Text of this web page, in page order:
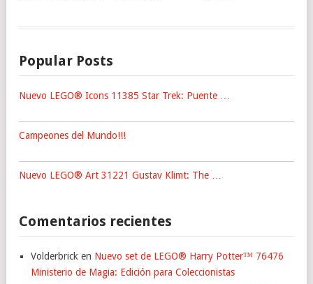
Popular Posts
Nuevo LEGO® Icons 11385 Star Trek: Puente …
Campeones del Mundo!!!
Nuevo LEGO® Art 31221 Gustav Klimt: The …
Comentarios recientes
Volderbrick en Nuevo set de LEGO® Harry Potter™ 76476
Ministerio de Magia: Edición para Coleccionistas